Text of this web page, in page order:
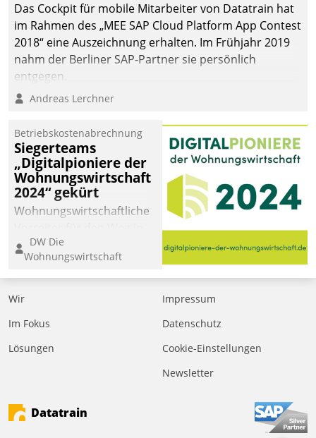
Das Cockpit für mobile Mitarbeiter von Datatrain hat
im Rahmen des „MEE SAP Cloud Platform App Contest
2018“ eine Auszeichnung erhalten. Im Frühjahr 2019
nahm der Berliner SAP-Partner sie persönlich
entgegen.
Andreas Lerchner
Betriebskostenabrechnung
Siegerteams
„Digitalpioniere der
Wohnungswirtschaft
2024“ gekürt
Wohnungswirtschaftliche
eine digitale Zukunft zu
finden, ist das Ziel des
Awards „Digitalpioniere
der
Bewerben können sich
dafür ein Team
DW Die
Wohnungswirtschaft
Wir
Im Fokus
Lösungen
Impressum
Datenschutz
Cookie-Einstellungen
Newsletter
Datatrain